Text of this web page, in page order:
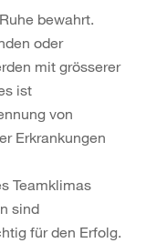
bewahrt.
oder
mit grösserer
ist
von
Erkrankungen
Teamklimas
sind
für den Erfolg.